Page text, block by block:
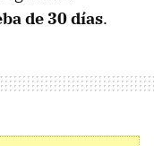
de 30 días.